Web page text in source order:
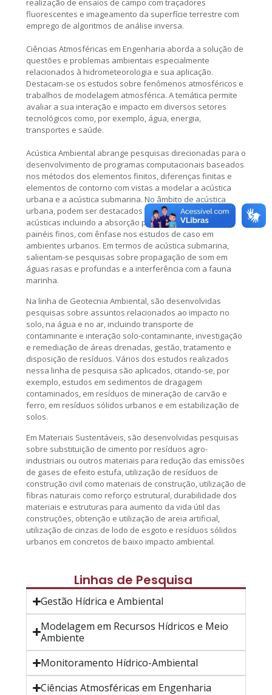
fluorescentes e imageamento da superfície terrestre com
emprego de algoritmos de análise inversa.
Ciências Atmosféricas em Engenharia aborda a solução de
questões e problemas ambientais especialmente
relacionados à hidrometeorologia e sua aplicação.
Destacam-se os estudos sobre fenômenos atmosféricos e
trabalhos de modelagem atmosférica. A temática permite
avaliar a sua interação e impacto em diversos setores
tecnológicos como, por exemplo, água, energia,
transportes e saúde.
Acústica Ambiental abrange pesquisas direcionadas para o
desenvolvimento de programas computacionais baseados
nos métodos dos elementos finitos, diferenças finitas e
elementos de contorno com vistas a modelar a acústica
urbana e a acústica submarina. No âmbito de acústica
urbana, podem ser destacados temas como barreiras
acústicas incluindo a absorção pelo solo, interação com
painéis finos, com ênfase nos estudos de caso em
ambientes urbanos. Em termos de acústica submarina,
salientam-se pesquisas sobre propagação de som em
águas rasas e profundas e a interferência com a fauna
marinha.
Na linha de Geotecnia Ambiental, são desenvolvidas
pesquisas sobre assuntos relacionados ao impacto no
solo, na água e no ar, incluindo transporte de
contaminante e interação solo-contaminante, investigação
e remediação de áreas drenadas, gestão, tratamento e
disposição de resíduos. Vários dos estudos realizados
nessa linha de pesquisa são aplicados, citando-se, por
exemplo, estudos em sedimentos de dragagem
contaminados, em resíduos de mineração de carvão e
ferro, em resíduos sólidos urbanos e em estabilização de
solos.
Em Materiais Sustentáveis, são desenvolvidas pesquisas
sobre substituição de cimento por resíduos agro-
industriais ou outros materiais para redução das emissões
de gases de efeito estufa, utilização de resíduos de
construção civil como materiais de construção, utilização de
fibras naturais como reforço estrutural, durabilidade dos
materiais e estruturas para aumento da vida útil das
construções, obtenção e utilização de areia artificial,
utilização de cinzas de lodo de esgoto e resíduos sólidos
urbanos em concretos de baixo impacto ambiental.
Linhas de Pesquisa
Gestão Hídrica e Ambiental
Modelagem em Recursos Hídricos e Meio
Ambiente
Monitoramento Hídrico-Ambiental
Ciências Atmosféricas em Engenharia